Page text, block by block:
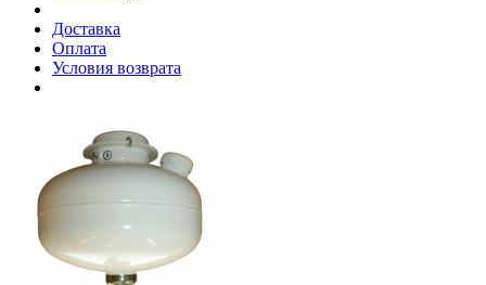
Доставка
Оплата
Условия возврата